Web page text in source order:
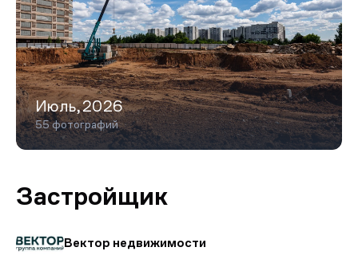
Июль,2026
55 фотографий
Застройщик
Вектор недвижимости